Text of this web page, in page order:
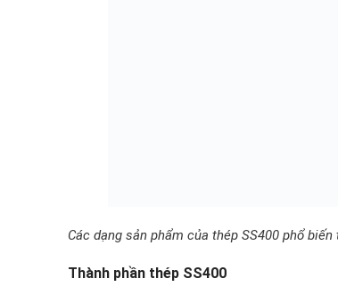
Các dạng sản phẩm của thép SS400 phổ
Thành phần thép SS400